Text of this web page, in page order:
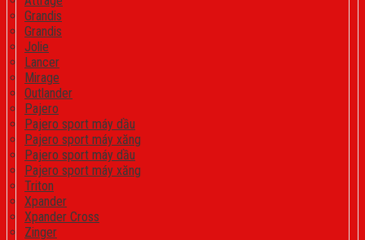
Grandis
Grandis
Jolie
Lancer
Mirage
Outlander
Pajero
Pajero sport máy dầu
Pajero sport máy xăng
Pajero sport máy dầu
Pajero sport máy xăng
Triton
Xpander
Xpander Cross
Zinger